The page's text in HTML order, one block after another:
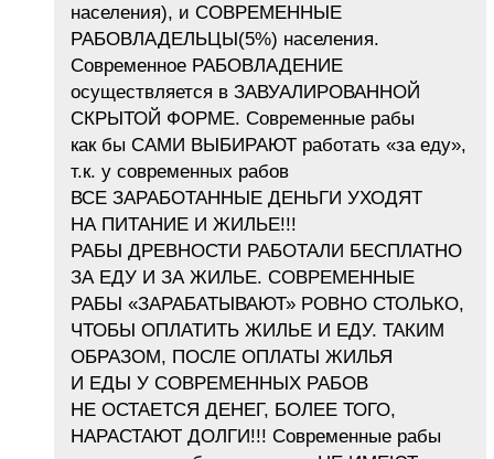
населения), и СОВРЕМЕННЫЕ
РАБОВЛАДЕЛЬЦЫ(5%) населения.
Современное РАБОВЛАДЕНИЕ
осуществляется в ЗАВУАЛИРОВАННОЙ
СКРЫТОЙ ФОРМЕ. Современные рабы
как бы САМИ ВЫБИРАЮТ работать «за еду»,
т.к. у современных рабов
ВСЕ ЗАРАБОТАННЫЕ ДЕНЬГИ УХОДЯТ
НА ПИТАНИЕ И ЖИЛЬЕ!!!
РАБЫ ДРЕВНОСТИ РАБОТАЛИ БЕСПЛАТНО
ЗА ЕДУ И ЗА ЖИЛЬЕ. СОВРЕМЕННЫЕ
РАБЫ «ЗАРАБАТЫВАЮТ» РОВНО СТОЛЬКО,
ЧТОБЫ ОПЛАТИТЬ ЖИЛЬЕ И ЕДУ. ТАКИМ
ОБРАЗОМ, ПОСЛЕ ОПЛАТЫ ЖИЛЬЯ
И ЕДЫ У СОВРЕМЕННЫХ РАБОВ
НЕ ОСТАЕТСЯ ДЕНЕГ, БОЛЕЕ ТОГО,
НАРАСТАЮТ ДОЛГИ!!! Современные рабы